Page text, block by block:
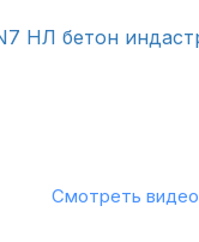
Смотреть видео